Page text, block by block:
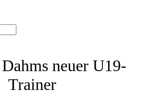
neuer U19-
Trainer